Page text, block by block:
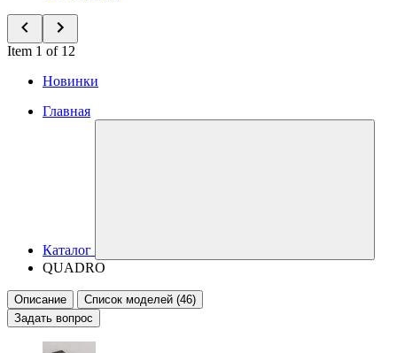
Item 1 of 12
Новинки
Главная
Каталог
QUADRO
Описание
Список моделей (46)
Задать вопрос